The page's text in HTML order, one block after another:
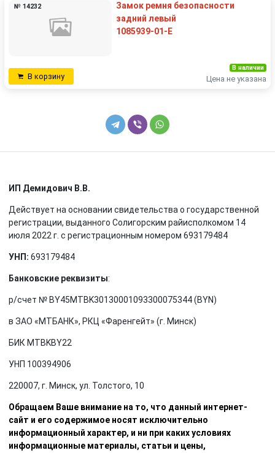
№ 14232
Замок ремня безопасности
задний левый
1085939-01-E
В корзину
В наличии
Цена не указана
ИП Демидович В.В.
Действует на основании свидетельства о государственной
регистрации, выданного Солигорским райисполкомом 14
июля 2022 г. с регистрационным номером 693179484
УНП: 693179484
Банковские реквизиты:
р/счет № BY45MTBK30130001093300075344 (BYN)
в ЗАО «МТБАНК», РКЦ «Фаренгейт» (г. Минск)
БИК MTBKBY22
УНП 100394906
220007, г. Минск, ул. Толстого, 10
Обращаем Ваше внимание на то, что данный интернет-
сайт и его содержимое носят исключительно
информационный характер, и ни при каких условиях
информационные материалы, статьи и цены,